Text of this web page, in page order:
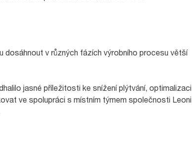
dosáhnout v různých fázích výrobního procesu větší
jasné příležitosti ke snížení plýtvání, optimalizaci
ve spolupráci s místním týmem společnosti Leoni